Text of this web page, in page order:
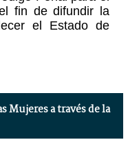
fin de difundir la
el Estado de
Mujeres a través de la